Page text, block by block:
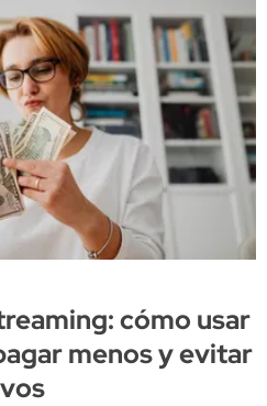
cómo usar
menos y evitar